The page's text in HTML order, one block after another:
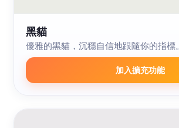
黑貓
優雅的黑貓，沉穩自信地跟隨你的指標。
加入擴充功能